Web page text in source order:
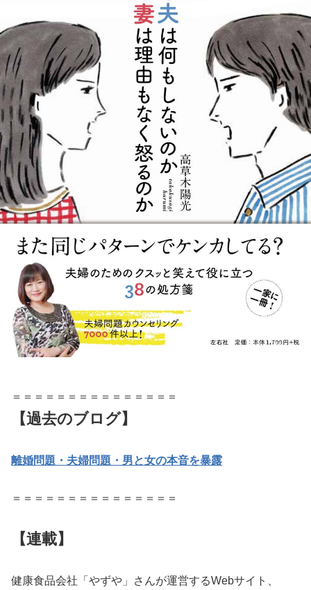
＝＝＝＝＝＝＝＝＝＝＝＝＝＝＝
【過去のブログ】
離婚問題・夫婦問題・男と女の本音を暴露
＝＝＝＝＝＝＝＝＝＝＝＝＝＝＝
【連載】
健康食品会社「やずや」さんが運営するWebサイト、